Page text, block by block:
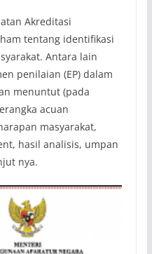
Akreditasi
tentang identifikasi
Antara lain
penilaian (EP) dalam
menuntut (pada
acuan
masyarakat,
hasil analisis, umpan
nya.